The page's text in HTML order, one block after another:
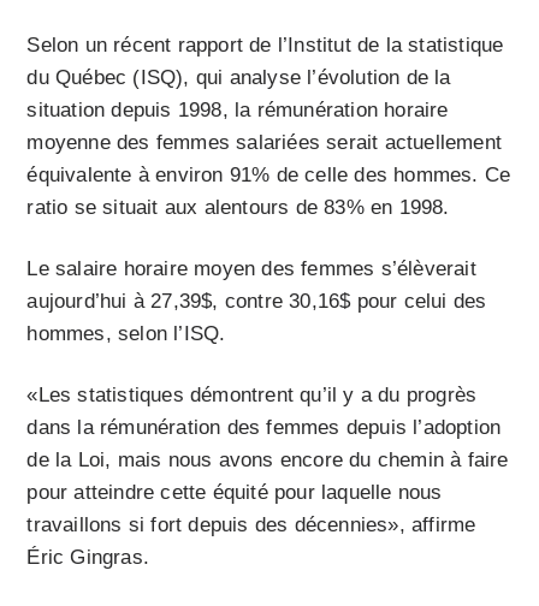
Selon un récent rapport de l’Institut de la statistique
du Québec (ISQ), qui analyse l’évolution de la
situation depuis 1998, la rémunération horaire
moyenne des femmes salariées serait actuellement
équivalente à environ 91% de celle des hommes. Ce
ratio se situait aux alentours de 83% en 1998.
Le salaire horaire moyen des femmes s’élèverait
aujourd’hui à 27,39$, contre 30,16$ pour celui des
hommes, selon l’ISQ.
«Les statistiques démontrent qu’il y a du progrès
dans la rémunération des femmes depuis l’adoption
de la Loi, mais nous avons encore du chemin à faire
pour atteindre cette équité pour laquelle nous
travaillons si fort depuis des décennies», affirme
Éric Gingras.